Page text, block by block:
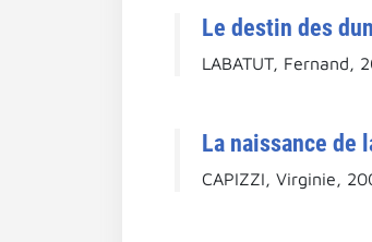
Le destin des
LABATUT, Fernand,
La naissance de
CAPIZZI, Virginie,